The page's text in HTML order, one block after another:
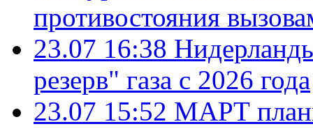
противостояния
23.07 16:38
резерв" газа с 2026 года
23.07 15:52 МАРТ